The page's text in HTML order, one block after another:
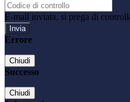
E-mail inviata, si prega di
Errore
Chiudi
Successo
Chiudi